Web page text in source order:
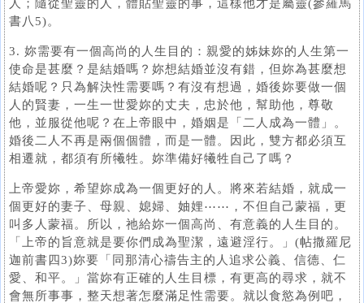
人；隨從聖靈的人，體貼聖靈的事，這樣他才是屬靈(參羅馬
書八5)。
3. 妳需要有一個高尚的人生目的：親愛的姊妹妳的人生第一
使命是甚麼？是結婚嗎？妳想結婚並沒有錯，但妳為甚麼想
結婚呢？只為解決性需要嗎？有沒有想過，婚後妳要做一個
人的賢妻，一生一世愛妳的丈夫，忠於他，幫助他，尊敬
他，並服從他呢？在上帝眼中，婚姻是「二人成為一體」。
婚後二人不再是兩個個體，而是一體。因此，雙方都必須互
相遷就，都須有所犧牲。妳準備好犧牲自己了嗎？
上帝愛妳，希望妳成為一個更好的人。將來若結婚，就成一
個更好的妻子、母親、媳婦、妯娌⋯⋯，不但自己蒙福，更
叫多人蒙福。所以，祂給妳一個高尚、有意義的人生目的。
「上帝的旨意就是要你們成為聖潔，遠避淫行。」(帖撒羅尼
迦前書四3)妳要「同那清心禱告主的人追求公義、信德、仁
愛、和平。」當妳有正確的人生目標，有更高的尋求，就不
會無所事事，整天想著怎麼滿足性需要。就以食慾為例吧，